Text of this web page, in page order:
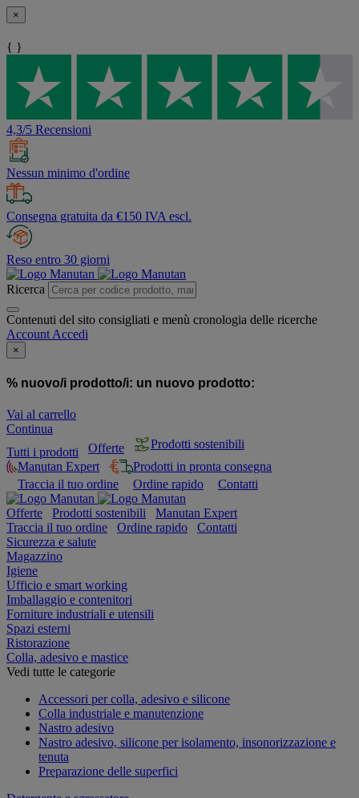
×
{ }
4,3/5 Recensioni
Nessun minimo d'ordine
Consegna gratuita da €150 IVA escl.
Reso entro 30 giorni
Ricerca
Contenuti del sito consigliati e menù cronologia delle ricerche
Account Accedi
×
% nuovo/i prodotto/i: un nuovo prodotto:
Vai al carrello
Continua
Tutti i prodotti
Offerte
Prodotti sostenibili
Manutan Expert
Prodotti in pronta consegna
Traccia il tuo ordine
Ordine rapido Contatti
Offerte Prodotti sostenibili
Manutan Expert
Traccia il tuo ordine
Ordine rapido
Contatti
Sicurezza e salute
Magazzino
Igiene
Ufficio e smart working
Imballaggio e contenitori
Forniture industriali e utensili
Spazi esterni
Ristorazione
Colla, adesivo e mastice
Vedi tutte le categorie
Accessori per colla, adesivo e silicone
Colla industriale e manutenzione
Nastro adesivo
Nastro adesivo, silicone per isolamento, insonorizzazione e
tenuta
Preparazione delle superfici